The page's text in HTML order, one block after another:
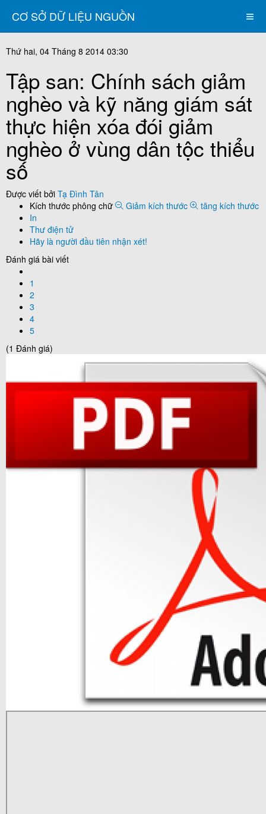
CƠ SỞ DỮ LIỆU NGUỒN
Thứ hai, 04 Tháng 8 2014 03:30
Tập san: Chính sách giảm
nghèo và kỹ năng giám sát
thực hiện xóa đói giảm
nghèo ở vùng dân tộc thiểu
số
Được viết bởi Tạ Đình Tân
Kích thước phông chữ
Giảm kích thước
tăng kích thước
In
Thư điện tử
Hãy là người đầu tiên nhận xét!
Đánh giá bài viết
1
2
3
4
5
(1 Đánh giá)